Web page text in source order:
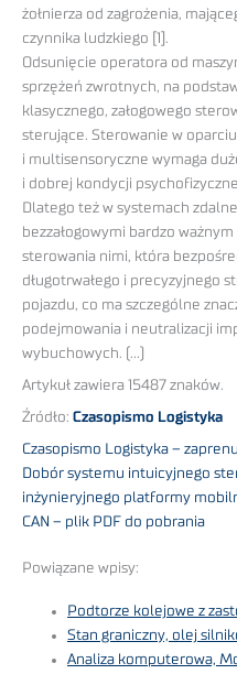
żołnierza od zagrożenia,
czynnika ludzkiego [1].
Odsunięcie operatora od
sprzężeń zwrotnych, na
klasycznego, załogowego
sterujące. Sterowanie w
i multisensoryczne wymaga
i dobrej kondycji
Dlatego też w systemach
bezzałogowymi bardzo
sterowania nimi, która
długotrwałego i precyzyjnego
pojazdu, co ma szczególne
podejmowania i neutralizacji
wybuchowych. (…)
Artykuł zawiera 15487 znaków.
Źródło: Czasopismo Logistyka
Czasopismo Logistyka –
Dobór systemu intuicyjnego
inżynieryjnego platformy
CAN – plik PDF do pobrania
Powiązane wpisy:
Podtorze kolejowe z
Stan graniczny, olej
Analiza komputerowa,